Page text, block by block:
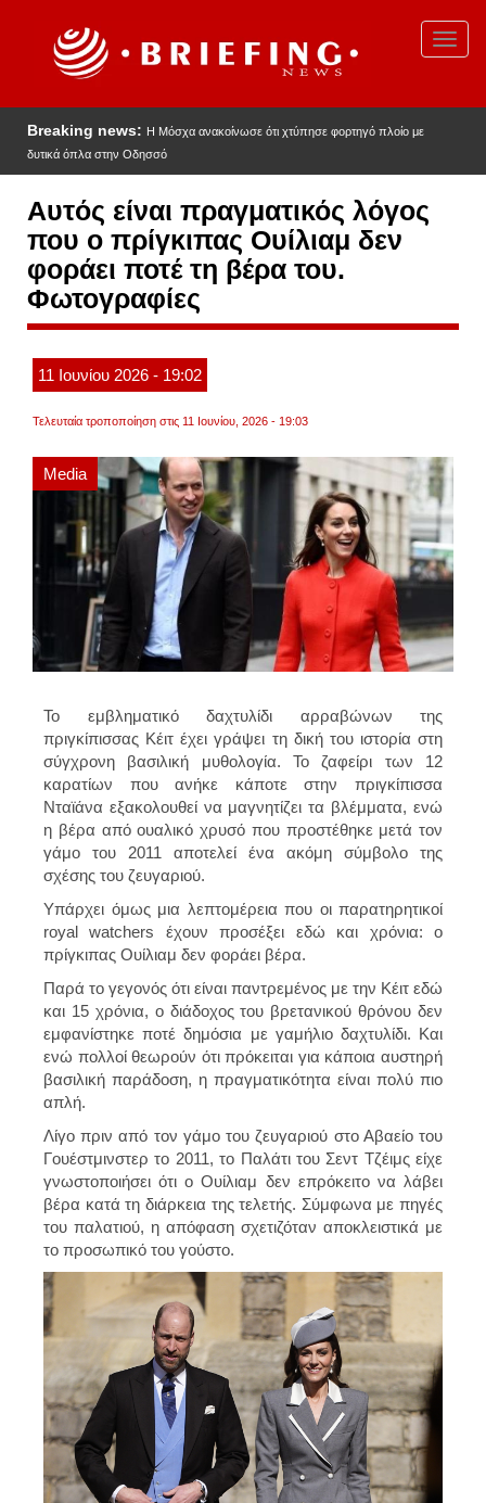
Breaking news: Η Μόσχα ανακοίνωσε ότι χτύπησε φορτηγό πλοίο με
δυτικά όπλα στην Οδησσό
Αυτός είναι πραγματικός λόγος
που ο πρίγκιπας Oυίλιαμ δεν
φοράει ποτέ τη βέρα του.
Φωτογραφίες
11 Ιουνίου 2026 - 19:02
Τελευταία τροποποίηση στις 11 Ιουνίου, 2026 - 19:03
Media
Το εμβληματικό δαχτυλίδι αρραβώνων της
πριγκίπισσας Κέιτ έχει γράψει τη δική του ιστορία στη
σύγχρονη βασιλική μυθολογία. Το ζαφείρι των 12
καρατίων που ανήκε κάποτε στην πριγκίπισσα
Νταϊάνα εξακολουθεί να μαγνητίζει τα βλέμματα, ενώ
η βέρα από ουαλικό χρυσό που προστέθηκε μετά τον
γάμο του 2011 αποτελεί ένα ακόμη σύμβολο της
σχέσης του ζευγαριού.
Υπάρχει όμως μια λεπτομέρεια που οι παρατηρητικοί
royal watchers έχουν προσέξει εδώ και χρόνια: ο
πρίγκιπας Ουίλιαμ δεν φοράει βέρα.
Παρά το γεγονός ότι είναι παντρεμένος με την Κέιτ εδώ
και 15 χρόνια, ο διάδοχος του βρετανικού θρόνου δεν
εμφανίστηκε ποτέ δημόσια με γαμήλιο δαχτυλίδι. Και
ενώ πολλοί θεωρούν ότι πρόκειται για κάποια αυστηρή
βασιλική παράδοση, η πραγματικότητα είναι πολύ πιο
απλή.
Λίγο πριν από τον γάμο του ζευγαριού στο Αβαείο του
Γουέστμινστερ το 2011, το Παλάτι του Σεντ Τζέιμς είχε
γνωστοποιήσει ότι ο Ουίλιαμ δεν επρόκειτο να λάβει
βέρα κατά τη διάρκεια της τελετής. Σύμφωνα με πηγές
του παλατιού, η απόφαση σχετιζόταν αποκλειστικά με
το προσωπικό του γούστο.